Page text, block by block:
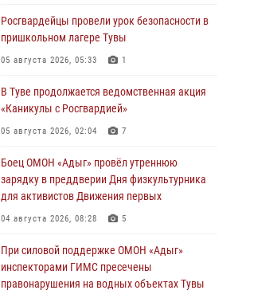
Росгвардейцы провели урок безопасности в
пришкольном лагере Тувы
05 августа 2026, 05:33 1
В Туве продолжается ведомственная акция
«Каникулы с Росгвардией»
05 августа 2026, 02:04 7
Боец ОМОН «Адыг» провёл утреннюю
зарядку в преддверии Дня физкультурника
для активистов Движения первых
04 августа 2026, 08:28 5
При силовой поддержке ОМОН «Адыг»
инспекторами ГИМС пресечены
правонарушения на водных объектах Тувы